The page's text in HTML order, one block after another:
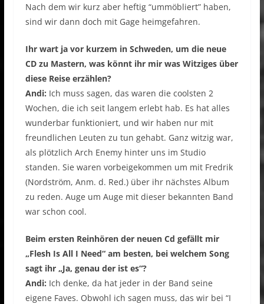
Nach dem wir kurz aber heftig “ummöbliert” haben,
sind wir dann doch mit Gage heimgefahren.
Ihr wart ja vor kurzem in Schweden, um die neue
CD zu Mastern, was könnt ihr mir was Witziges über
diese Reise erzählen?
Andi: Ich muss sagen, das waren die coolsten 2
Wochen, die ich seit langem erlebt hab. Es hat alles
wunderbar funktioniert, und wir haben nur mit
freundlichen Leuten zu tun gehabt. Ganz witzig war,
als plötzlich Arch Enemy hinter uns im Studio
standen. Sie waren vorbeigekommen um mit Fredrik
(Nordström, Anm. d. Red.) über ihr nächstes Album
zu reden. Auge um Auge mit dieser bekannten Band
war schon cool.
Beim ersten Reinhören der neuen Cd gefällt mir
„Flesh Is All I Need“ am besten, bei welchem Song
sagt ihr „Ja, genau der ist es“?
Andi: Ich denke, da hat jeder in der Band seine
eigene Faves. Obwohl ich sagen muss, das wir bei “I